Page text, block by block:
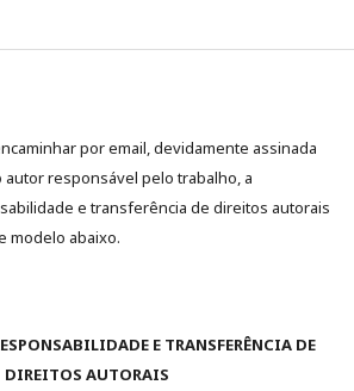
por email, devidamente assinada
responsável pelo trabalho, a
e transferência de direitos autorais
modelo abaixo.
E TRANSFERÊNCIA DE
DIREITOS AUTORAIS